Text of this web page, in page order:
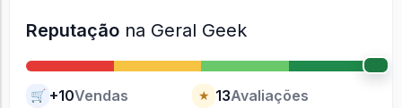
Reputação na Geral Geek
🛒 +10Vendas ★ 13Avaliações